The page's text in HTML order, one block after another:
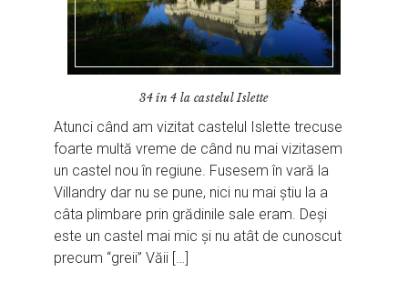
34 în 4 la castelul Islette
Atunci când am vizitat castelul Islette trecuse
foarte multă vreme de când nu mai vizitasem
un castel nou în regiune. Fusesem în vară la
Villandry dar nu se pune, nici nu mai știu la a
câta plimbare prin grădinile sale eram. Deși
este un castel mai mic și nu atât de cunoscut
precum “greii” Văii […]